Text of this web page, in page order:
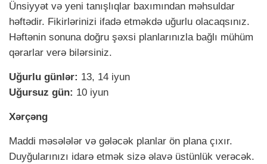
Ünsiyyət və yeni tanışlıqlar baxımından məhsuldar
həftədir. Fikirlərinizi ifadə etməkdə uğurlu olacaqsınız.
Həftənin sonuna doğru şəxsi planlarınızla bağlı mühüm
qərarlar verə bilərsiniz.
Uğurlu günlər: 13, 14 iyun
Uğursuz gün: 10 iyun
Xərçəng
Maddi məsələlər və gələcək planlar ön plana çıxır.
Duyğularınızı idarə etmək sizə əlavə üstünlük verəcək.